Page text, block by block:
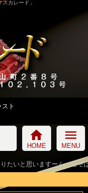
カレード」
ト
home
HOME
menu
MENU
たいと思いますーん。モモ